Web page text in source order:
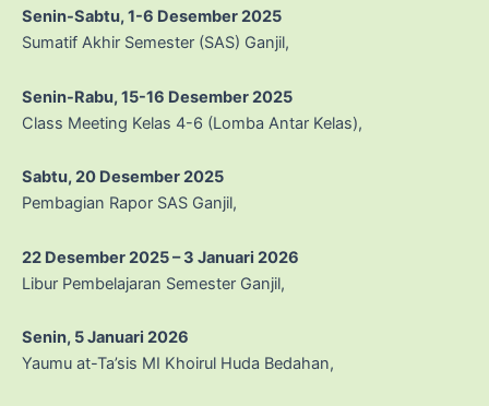
Senin-Sabtu, 1-6 Desember 2025
Sumatif Akhir Semester (SAS) Ganjil,
Senin-Rabu, 15-16 Desember 2025
Class Meeting Kelas 4-6 (Lomba Antar Kelas),
Sabtu, 20 Desember 2025
Pembagian Rapor SAS Ganjil,
22 Desember 2025 – 3 Januari 2026
Libur Pembelajaran Semester Ganjil,
Senin, 5 Januari 2026
Yaumu at-Ta’sis MI Khoirul Huda Bedahan,